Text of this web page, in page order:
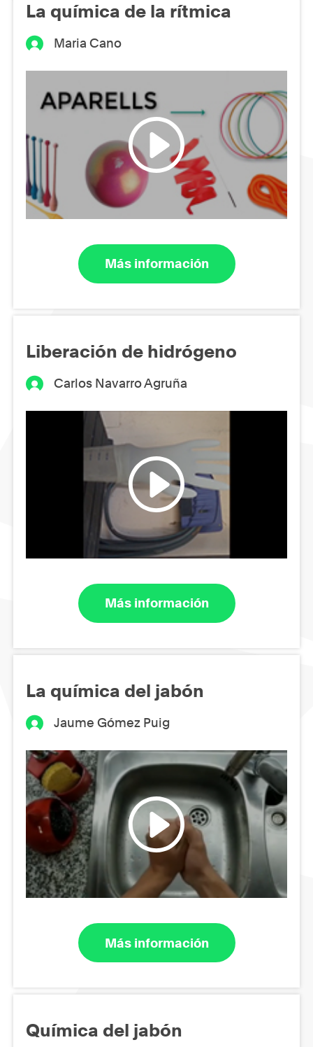
La química de la rítmica
Maria Cano
Más información
Liberación de hidrógeno
Carlos Navarro Agruña
Más información
La química del jabón
Jaume Gómez Puig
Más información
Química del jabón